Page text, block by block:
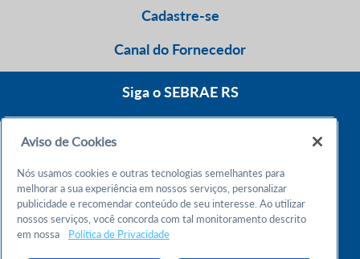
Cadastre-se
Canal do Fornecedor
Siga o SEBRAE RS
Atendimento 24h
Chame no WhatsApp
Aviso de Cookies
Nós usamos cookies e outras tecnologias semelhantes para
melhorar a sua experiência em nossos serviços, personalizar
publicidade e recomendar conteúdo de seu interesse. Ao utilizar
nossos serviços, você concorda com tal monitoramento descrito
em nossa
Política de Privacidade